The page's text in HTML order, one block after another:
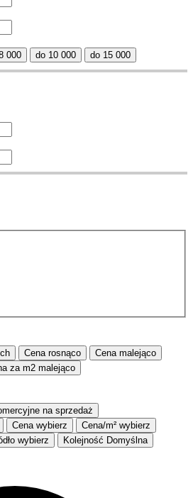
000 do 10 000 do 15 000
Cenarosnąco Cenamalejąco
za m2 malejąco
na sprzedaż
Cena wybierz Cena/m² wybierz
wybierz Kolejność Domyślna